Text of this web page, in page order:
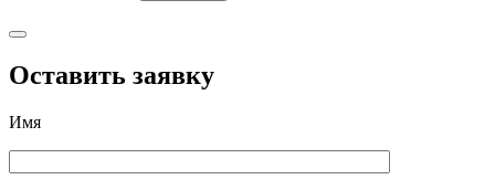
Оставить заявку
Имя